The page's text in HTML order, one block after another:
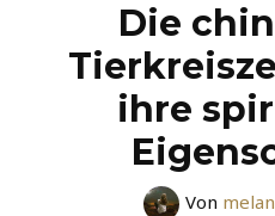
Die
ihre
Von